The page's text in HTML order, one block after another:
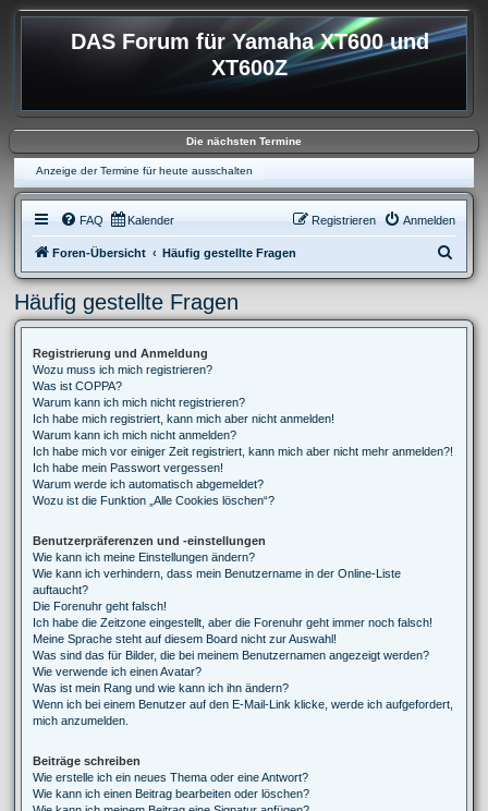
DAS Forum für Yamaha XT600 und
XT600Z
Die nächsten Termine
Anzeige der Termine für heute ausschalten
FAQ Kalender Anmelden
Registrieren
Foren-Übersicht Häufig gestellte Fragen
u
h
Häufig gestellte Fragen
Registrierung und Anmeldung
Wozu muss ich mich registrieren?
Was ist COPPA?
Warum kann ich mich nicht registrieren?
Ich habe mich registriert, kann mich aber nicht anmelden!
Warum kann ich mich nicht anmelden?
Ich habe mich vor einiger Zeit registriert, kann mich aber nicht mehr anmelden?!
Ich habe mein Passwort vergessen!
Warum werde ich automatisch abgemeldet?
Wozu ist die Funktion „Alle Cookies löschen“?
Benutzerpräferenzen und -einstellungen
Wie kann ich meine Einstellungen ändern?
Wie kann ich verhindern, dass mein Benutzername in der Online-Liste
auftaucht?
Die Forenuhr geht falsch!
Ich habe die Zeitzone eingestellt, aber die Forenuhr geht immer noch falsch!
Meine Sprache steht auf diesem Board nicht zur Auswahl!
Was sind das für Bilder, die bei meinem Benutzernamen angezeigt werden?
Wie verwende ich einen Avatar?
Was ist mein Rang und wie kann ich ihn ändern?
Wenn ich bei einem Benutzer auf den E-Mail-Link klicke, werde ich aufgefordert,
mich anzumelden.
Beiträge schreiben
Wie erstelle ich ein neues Thema oder eine Antwort?
Wie kann ich einen Beitrag bearbeiten oder löschen?